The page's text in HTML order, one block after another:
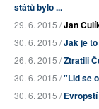
států bylo ...
29. 6. 2015 /Jan
30. 6. 2015 /Jak je
26. 6. 2015 /Ztratili
30. 6. 2015 /"LId se
30. 6. 2015 /